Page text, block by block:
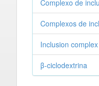
Complexo de
Complexos de
Inclusion complex
β-ciclodextrina